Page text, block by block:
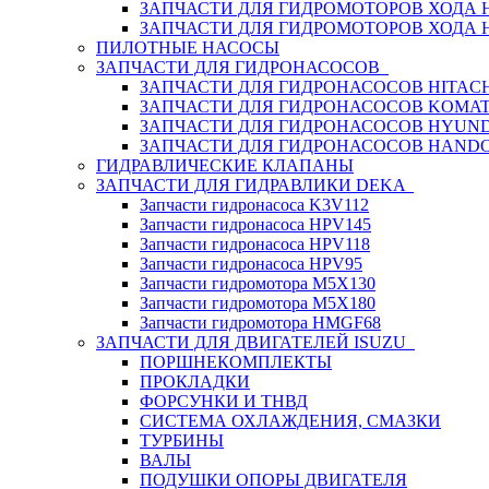
ЗАПЧАСТИ ДЛЯ ГИДРОМОТОРОВ ХОДА
ЗАПЧАСТИ ДЛЯ ГИДРОМОТОРОВ ХОДА
ПИЛОТНЫЕ НАСОСЫ
ЗАПЧАСТИ ДЛЯ ГИДРОНАСОСОВ
ЗАПЧАСТИ ДЛЯ ГИДРОНАСОСОВ
ЗАПЧАСТИ ДЛЯ ГИДРОНАСОСОВ
ЗАПЧАСТИ ДЛЯ ГИДРОНАСОСОВ
ЗАПЧАСТИ ДЛЯ ГИДРОНАСОСОВ
ГИДРАВЛИЧЕСКИЕ КЛАПАНЫ
ЗАПЧАСТИ ДЛЯ ГИДРАВЛИКИ DEKA
Запчасти гидронасоса K3V112
Запчасти гидронасоса HPV145
Запчасти гидронасоса HPV118
Запчасти гидронасоса HPV95
Запчасти гидромотора M5X130
Запчасти гидромотора M5X180
Запчасти гидромотора HMGF68
ЗАПЧАСТИ ДЛЯ ДВИГАТЕЛЕЙ ISUZU
ПОРШНЕКОМПЛЕКТЫ
ПРОКЛАДКИ
ФОРСУНКИ И ТНВД
СИСТЕМА ОХЛАЖДЕНИЯ, СМАЗКИ
ТУРБИНЫ
ВАЛЫ
ПОДУШКИ ОПОРЫ ДВИГАТЕЛЯ